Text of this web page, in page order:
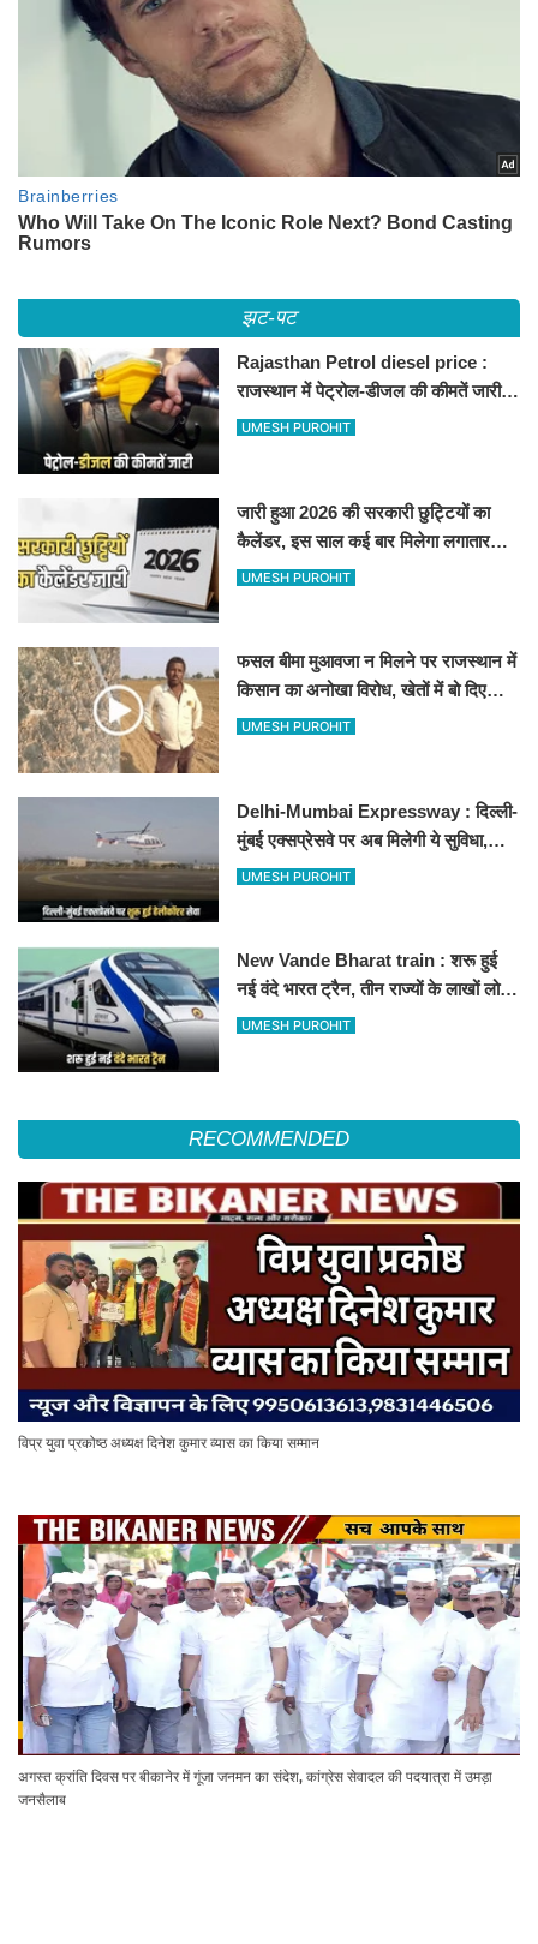
झट-पट
Rajasthan Petrol diesel price :
राजस्थान में पेट्रोल-डीजल की कीमतें जारी,
जानिए बीकानेर समेत पुरे प्रदेश में नए रेट
UMESH PUROHIT
जारी हुआ 2026 की सरकारी छुट्टियों का
कैलेंडर, इस साल कई बार मिलेगा लगातार
अवकाश, देखें
UMESH PUROHIT
फसल बीमा मुआवजा न मिलने पर राजस्थान में
किसान का अनोखा विरोध, खेतों में बो दिए
500-500 रुपए के नोट, वीडियो वायरल
UMESH PUROHIT
Delhi-Mumbai Expressway : दिल्ली-
मुंबई एक्सप्रेसवे पर अब मिलेगी ये सुविधा,
हेलीकॉप्टर सर्विस से तुरंत घायल पहुंचेगा
UMESH PUROHIT
New Vande Bharat train : शरू हुई
नई वंदे भारत ट्रैन, तीन राज्यों के लाखों लोगों
का सफर होगा आसान, देखें पूरा रूटमैप
UMESH PUROHIT
RECOMMENDED
विप्र युवा प्रकोष्ठ अध्यक्ष दिनेश कुमार व्यास का किया सम्मान
अगस्त क्रांति दिवस पर बीकानेर में गूंजा जनमन का संदेश, कांग्रेस सेवादल की पदयात्रा में उमड़ा
जनसैलाब